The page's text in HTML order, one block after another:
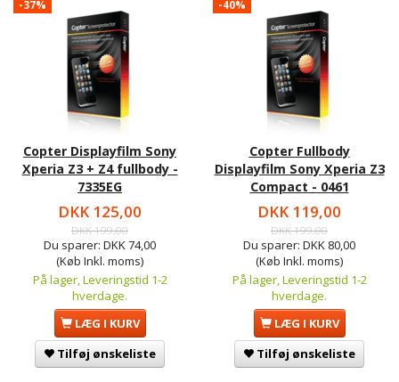
-37%
Copter Displayfilm Sony
Xperia Z3 + Z4 fullbody -
7335EG
DKK 125,00
DKK 199,00
Du sparer: DKK 74,00
(Køb Inkl. moms)
På lager, Leveringstid 1-2
hverdage.
LÆG I KURV
Tilføj ønskeliste
-40%
Copter Fullbody
Displayfilm Sony Xperia Z3
Compact - 0461
DKK 119,00
DKK 199,00
Du sparer: DKK 80,00
(Køb Inkl. moms)
På lager, Leveringstid 1-2
hverdage.
LÆG I KURV
Tilføj ønskeliste